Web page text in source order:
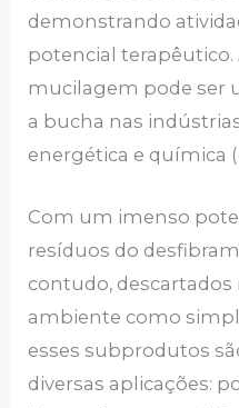
demonstrando
potencial terapêutico.
mucilagem pode ser
a bucha nas
energética e química
Com um imenso
resíduos do
contudo,
ambiente como
esses subprodutos
diversas aplicações: